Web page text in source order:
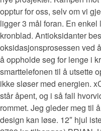
opptur for oss, selv om vi
ligger 3 mål foran. En
kronblad. Antioksidanter
oksidasjonsprosessen ved
å oppholde seg for lenge i
smarttelefonen til å utsette
ikke sløser med energien.
står åpent, og i så fall
rommet. Jeg gleder meg til
design kan løse. 12″ hjul